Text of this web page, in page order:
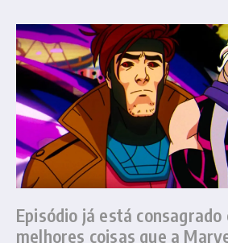
Episódio já está consagrado
melhores coisas que a